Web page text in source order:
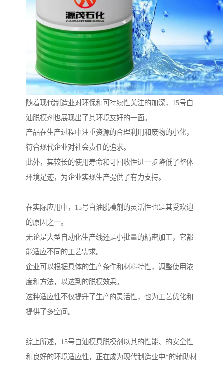
随着现代制造业对环保和可持续性关注的加深，15号白
油脱模剂也展现出了其环境友好的一面。
产品在生产过程中注重资源的合理利用和废物的小化，
符合现代企业对社会责任的追求。
此外，其较长的使用寿命和可回收性进一步降低了整体
环境足迹，为企业实现生产提供了有力支持。
在实际应用中，15号白油脱模剂的灵活性也是其受欢迎
的原因之一。
无论是大型自动化生产线还是小批量的精密加工，它都
能适应不同的工艺需求。
企业可以根据具体的生产条件和材料特性，调整使用浓
度和方法，以达到的脱模效果。
这种适应性不仅提升了生产的灵活性，也为工艺优化和
提供了多空间。
综上所述，15号白油模具脱模剂以其的性能、的安全性
和良好的环境适应性，正在成为现代制造业中*的辅助材